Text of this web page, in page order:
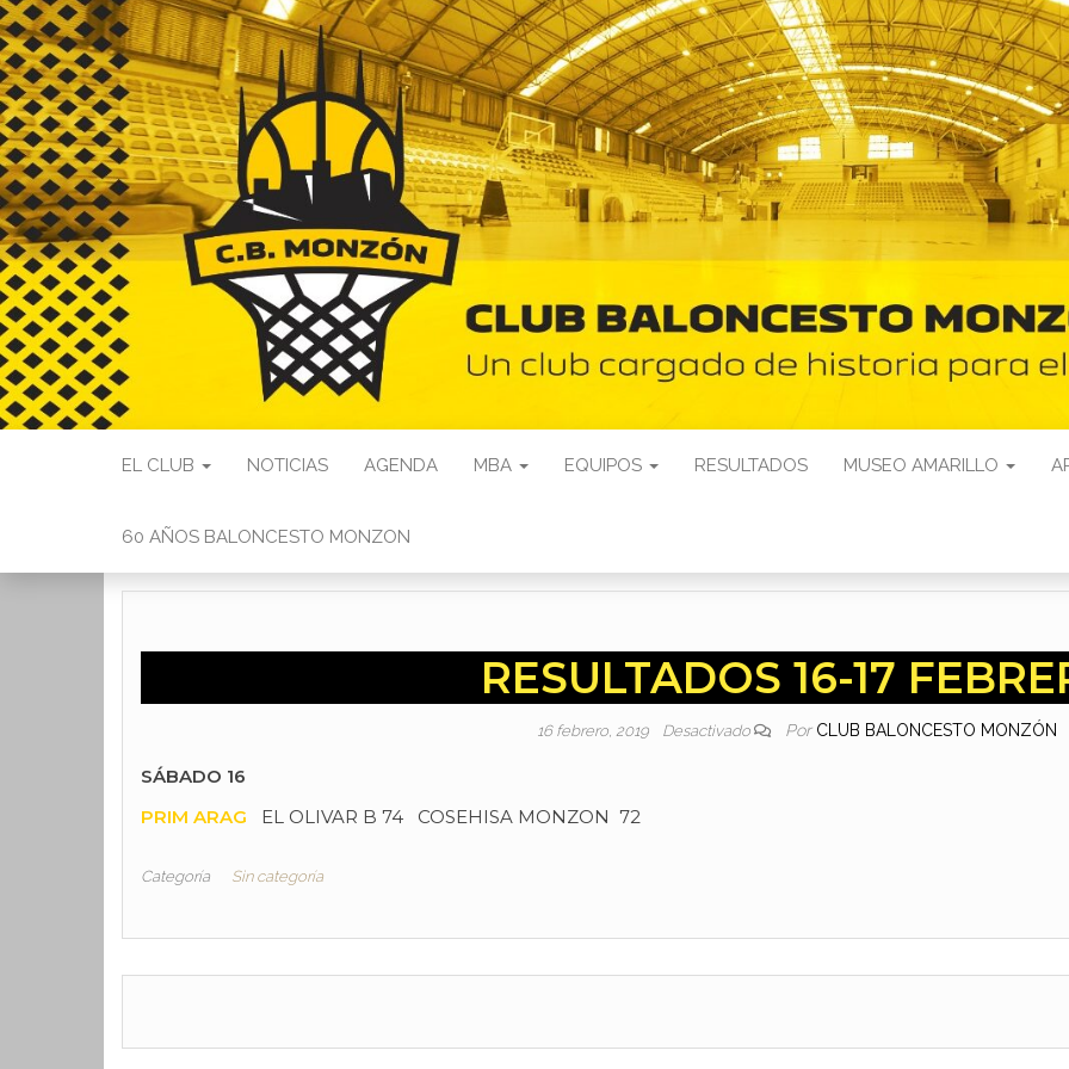
EL CLUB NOTICIAS AGENDA MBA EQUIPOS RESULTADOS MUSEO AMARILLO
60 AÑOS BALONCESTO MONZON
RESULTADOS 16-17
16 febrero, 2019 Desactivado Por CLUB BALONCESTO MONZÓN
SÁBADO 16
PRIM ARAG EL OLIVAR B 74 COSEHISA MONZON 72
Categoría Sin categoría